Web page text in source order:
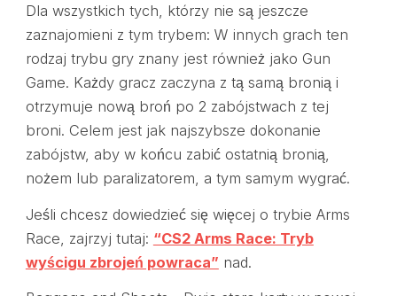
Dla wszystkich tych, którzy nie są jeszcze
zaznajomieni z tym trybem: W innych grach ten
rodzaj trybu gry znany jest również jako Gun
Game. Każdy gracz zaczyna z tą samą bronią i
otrzymuje nową broń po 2 zabójstwach z tej
broni. Celem jest jak najszybsze dokonanie
zabójstw, aby w końcu zabić ostatnią bronią,
nożem lub paralizatorem, a tym samym wygrać.
Jeśli chcesz dowiedzieć się więcej o trybie Arms
Race, zajrzyj tutaj: “CS2 Arms Race: Tryb
wyścigu zbrojeń powraca” nad.